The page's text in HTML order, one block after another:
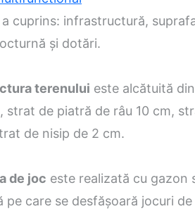
cuprins: infrastructură,
şi dotări.
terenului este alcătuită
strat de piatră de râu 10 cm,
de nisip de 2 cm.
de joc este realizată cu gazon
pe care se desfăşoară jocuri